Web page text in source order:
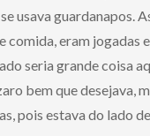
usava guardanapos.
comida, eram jogadas
seria grande coisa
bem que desejava,
pois estava do lado